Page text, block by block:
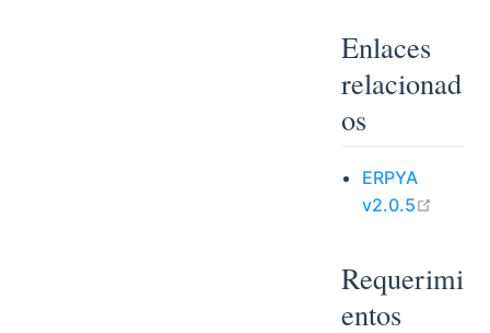
Enlaces
relacionad
os
ERPYA
v2.0.5
Requerimi
entos